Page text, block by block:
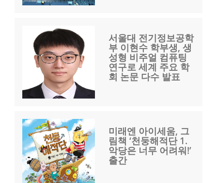
서울대 전기정보공학
부 이현수 학부생, 생
성형 비주얼 컴퓨팅
연구로 세계 주요 학
회 논문 다수 발표
미래엔 아이세움, 그
림책 ‘천둥해적단 1.
악당은 너무 어려워!’
출간